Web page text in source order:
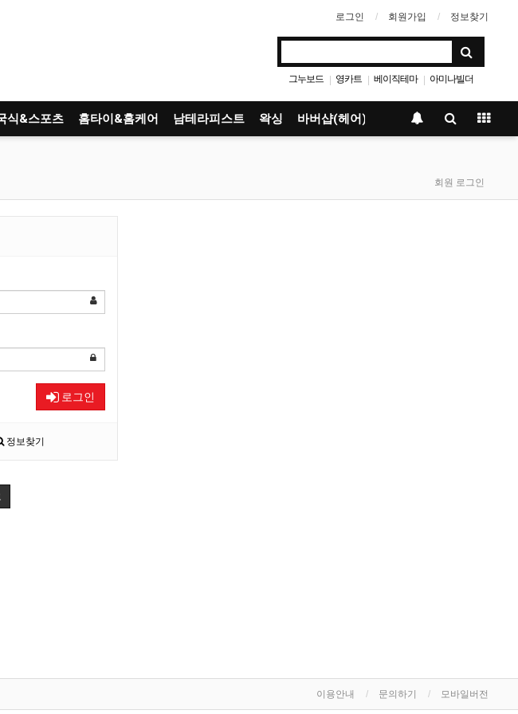
로그인 회원가입 정보찾기
그누보드 | 영카트 | 베이직테마 | 아미나빌더
식&스포츠 홈타이&홈케어 남테라피스트 왁싱 바버샵(헤어)
회원 로그인
로그인
정보찾기
이용안내 문의하기 모바일버전